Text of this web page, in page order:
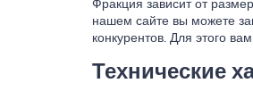
Фракция зависит от
нашем сайте вы можете
конкурентов. Для этого
Технические